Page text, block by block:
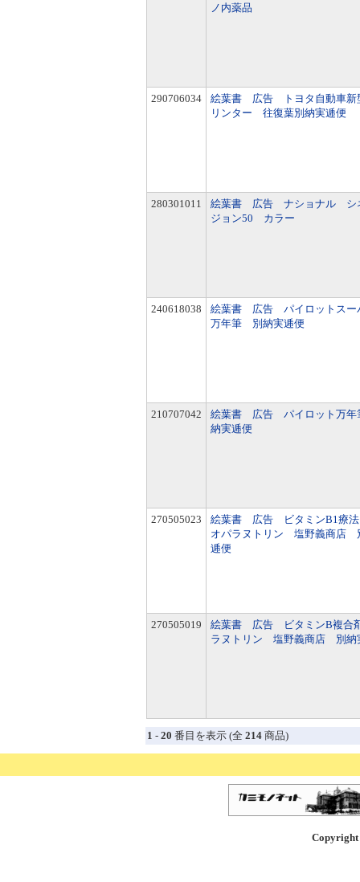
ノ内薬品
290706034
絵葉書 広告 トヨタ自動車新
リンター 往復葉別納実逓便
280301011
絵葉書 広告 ナショナル シ
ジョン50 カラー
240618038
絵葉書 広告 パイロットス
万年筆 別納実逓便
210707042
絵葉書 広告 パイロット万
納実逓便
270505023
絵葉書 広告 ビタミンB1療
オパラヌトリン 塩野義商店
逓便
270505019
絵葉書 広告 ビタミンB複合
ラヌトリン 塩野義商店 別納
1 -20 番目を表示 (全214 商品)
Copyright